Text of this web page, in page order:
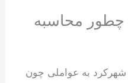
چطور محاسبه
شهرکرد به عواملی چون